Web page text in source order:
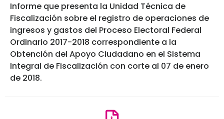
Informe que presenta la Unidad Técnica de
Fiscalización sobre el registro de operaciones de
ingresos y gastos del Proceso Electoral Federal
Ordinario 2017-2018 correspondiente a la
Obtención del Apoyo Ciudadano en el Sistema
Integral de Fiscalización con corte al 07 de enero
de 2018.